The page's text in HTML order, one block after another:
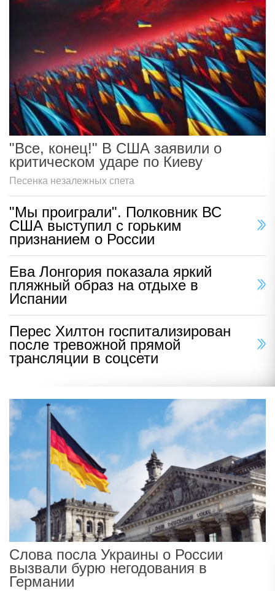
"Все, конец!" В США заявили о
критическом ударе по Киеву
Песенка незалежных спета
"Мы проиграли". Полковник ВС
США выступил с горьким
признанием о России
Ева Лонгория показала яркий
пляжный образ на отдыхе в
Испании
Перес Хилтон госпитализирован
после тревожной прямой
трансляции в соцсети
Слова посла Украины о России
вызвали бурю негодования в
Германии